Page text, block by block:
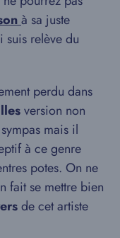
à sa juste
suis relève du
perdu dans
version non
sympas mais il
à ce genre
potes. On ne
fait se mettre bien
de cet artiste